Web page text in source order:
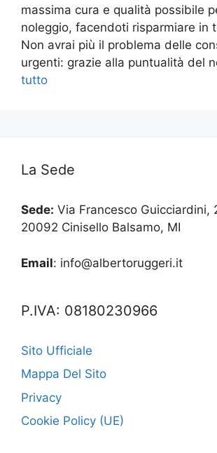
massima cura e qualità possibile
noleggio, facendoti risparmiare in
Non avrai più il problema delle
urgenti: grazie alla puntualità del
tutto
La Sede
Sede: Via Francesco Guicciardini,
20092 Cinisello Balsamo, MI
Email: info@albertoruggeri.it
P.IVA: 08180230966
Sito Ufficiale
Mappa Del Sito
Privacy
Cookie Policy (UE)